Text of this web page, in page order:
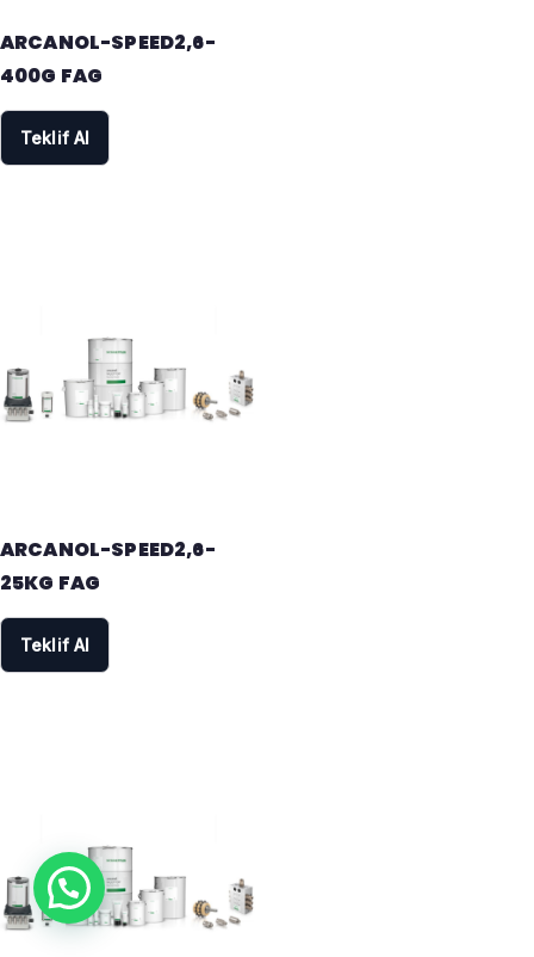
ARCANOL-SPEED2,6-
400G FAG
Teklif Al
ARCANOL-SPEED2,6-
25KG FAG
Teklif Al
Yardıma mı ihtiyacınız var ?